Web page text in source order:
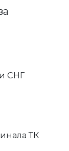
СНГ
ТК